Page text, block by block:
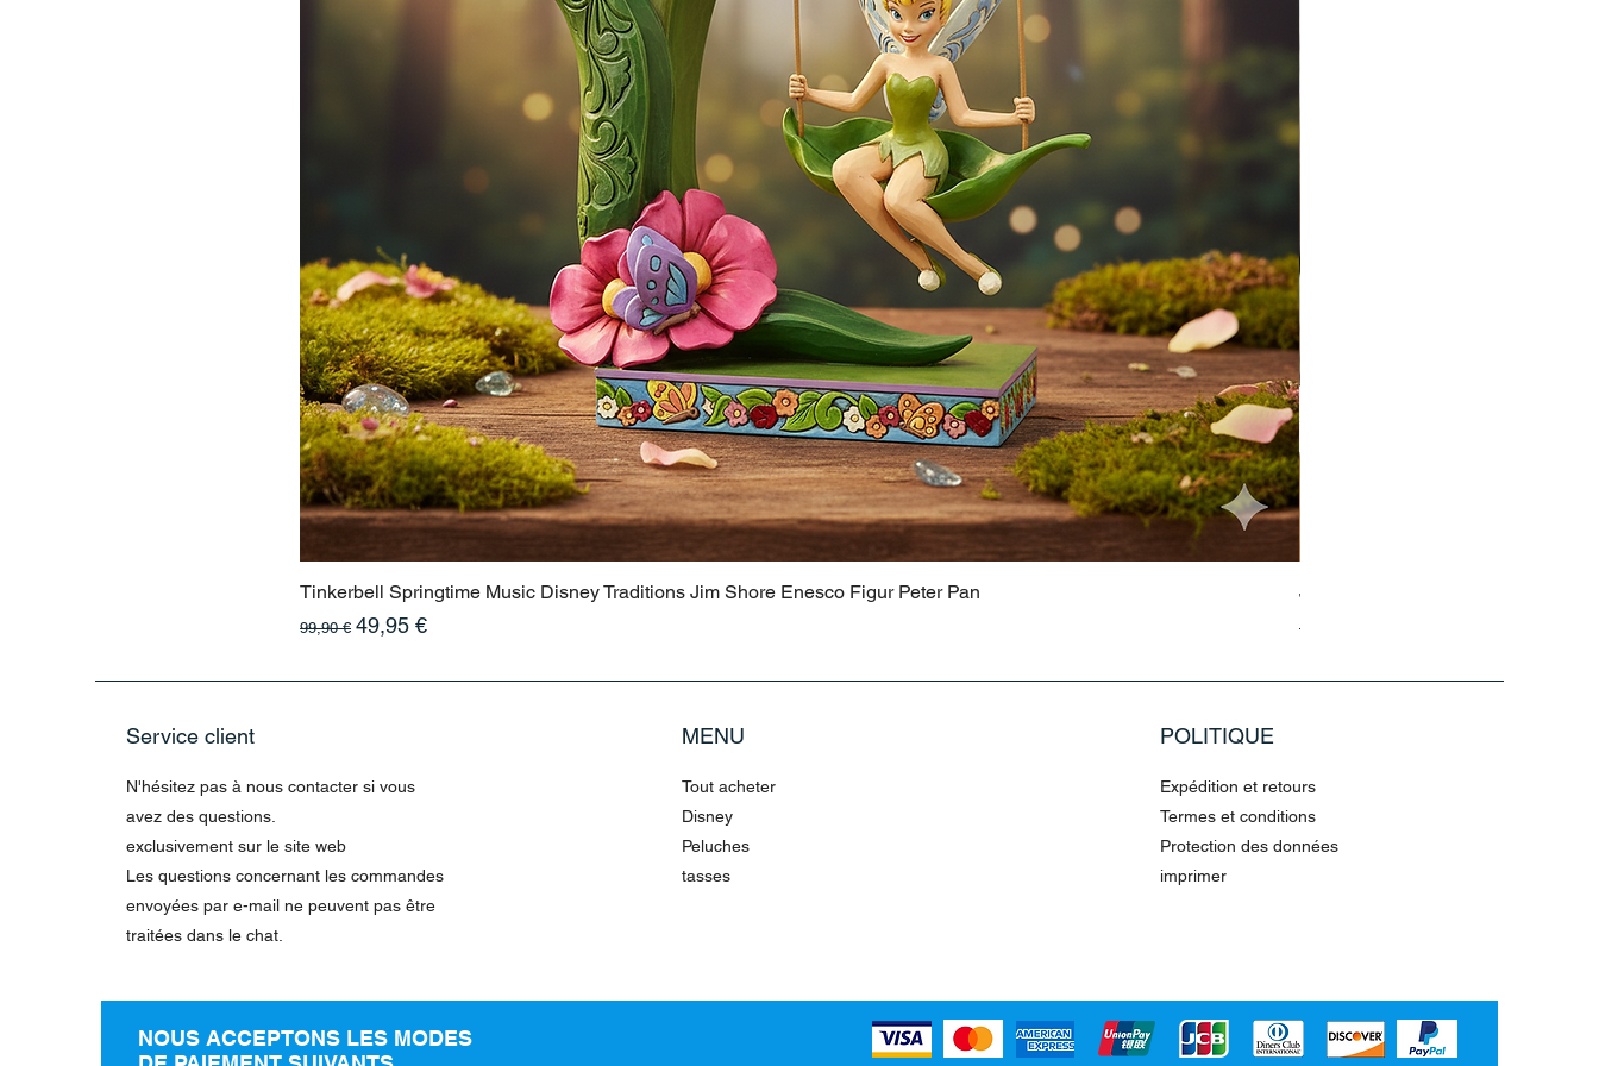
Tinkerbell Springtime Music Disney Traditions Jim Shore Enesco Figur Peter Pan
Prix original
99,90 € Prix promotionnel
49,95 €
Jasmin Aladdin Sammlerfigur Jim
Prix original
199,90 €
Service client
N'hésitez pas à nous contacter si vous
avez des questions.
exclusivement sur le site web
Les questions concernant les commandes
envoyées par e-mail ne peuvent pas être
traitées dans le chat.
MENU
Tout acheter
Disney
Peluches
tasses
POLITIQUE
Expédition et retours
Termes et conditions
Protection des données
imprimer
NOUS ACCEPTONS LES MODES